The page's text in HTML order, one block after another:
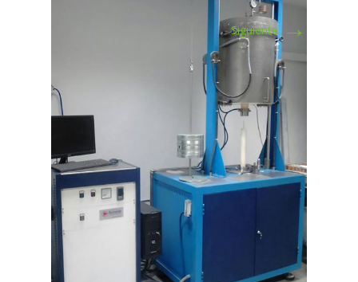
Siguiente→